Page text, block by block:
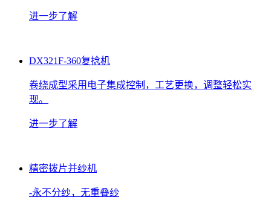
进一步了解
DX321F-360复捻机
卷绕成型采用电子集成控制，工艺更换，调整轻松实
现。
进一步了解
精密拨片并纱机
-永不分纱，无重叠纱